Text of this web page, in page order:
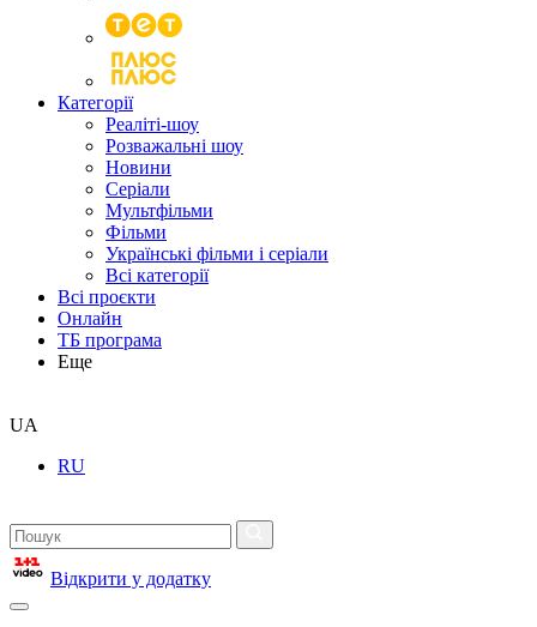
Категорії
Реаліті-шоу
Розважальні шоу
Новини
Серіали
Мультфільми
Фільми
Українські фільми і серіали
Всі категорії
Всі проєкти
Онлайн
ТБ програма
Еще
UA
RU
Відкрити у додатку